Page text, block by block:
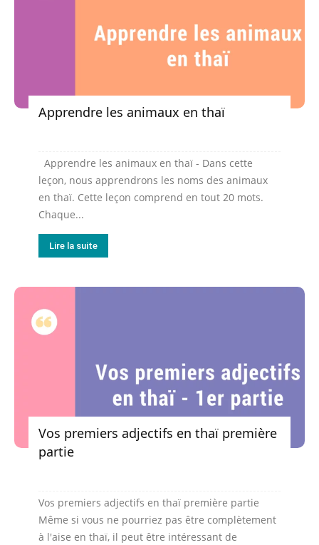
Apprendre les animaux en thaï
Apprendre les animaux en thaï - Dans cette
leçon, nous apprendrons les noms des animaux
en thaï. Cette leçon comprend en tout 20 mots.
Chaque...
Lire la suite
Vos premiers adjectifs en thaï première
partie
Vos premiers adjectifs en thaï première partie
Même si vous ne pourriez pas être complètement
à l'aise en thaï, il peut être intéressant de